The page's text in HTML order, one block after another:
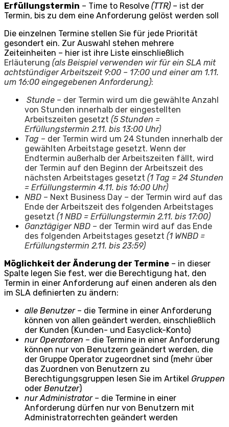
Erfüllungstermin – Time to Resolve (TTR) – ist der
Termin, bis zu dem eine Anforderung gelöst werden soll
Die einzelnen Termine stellen Sie für jede Priorität
gesondert ein. Zur Auswahl stehen mehrere
Zeiteinheiten – hier ist ihre Liste einschließlich
Erläuterung (als Beispiel verwenden wir für ein SLA mit
achtstündiger Arbeitszeit 9:00 – 17:00 und einer am 1.11.
um 16:00 eingegebenen Anforderung):
Stunde – der Termin wird um die gewählte Anzahl
von Stunden innerhalb der eingestellten
Arbeitszeiten gesetzt (5 Stunden =
Erfüllungstermin 2.11. bis 13:00 Uhr)
Tag – der Termin wird um 24 Stunden innerhalb der
gewählten Arbeitstage gesetzt. Wenn der
Endtermin außerhalb der Arbeitszeiten fällt, wird
der Termin auf den Beginn der Arbeitszeit des
nächsten Arbeitstages gesetzt (1 Tag = 24 Stunden
= Erfüllungstermin 4.11. bis 16:00 Uhr)
NBD – Next Business Day – der Termin wird auf das
Ende der Arbeitszeit des folgenden Arbeitstages
gesetzt (1 NBD = Erfüllungstermin 2.11. bis 17:00)
Ganztägiger NBD – der Termin wird auf das Ende
des folgenden Arbeitstages gesetzt (1 WNBD =
Erfüllungstermin 2.11. bis 23:59)
Möglichkeit der Änderung der Termine – in dieser
Spalte legen Sie fest, wer die Berechtigung hat, den
Termin in einer Anforderung auf einen anderen als den
im SLA definierten zu ändern:
alle Benutzer– die Termine in einer Anforderung
können von allen geändert werden, einschließlich
der Kunden (Kunden- und Easyclick-Konto)
nur Operatoren – die Termine in einer Anforderung
können nur von Benutzern geändert werden, die
der Gruppe Operator zugeordnet sind (mehr über
das Zuordnen von Benutzern zu
Berechtigungsgruppen lesen Sie im Artikel Gruppen
oder Benutzer)
nur Administrator– die Termine in einer
Anforderung dürfen nur von Benutzern mit
Administratorrechten geändert werden